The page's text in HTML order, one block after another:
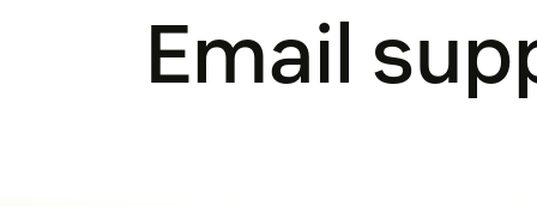
Email